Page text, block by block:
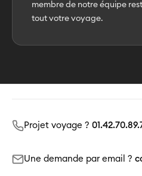
membre de notre équipe
tout votre voyage.
Projet voyage ?
Une demande par email ?